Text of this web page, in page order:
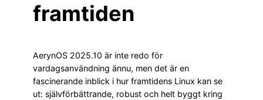
framtiden
AerynOS 2025.10 är inte redo för
vardagsanvändning ännu, men det är en
fascinerande inblick i hur framtidens Linux kan se
ut: självförbättrande, robust och helt byggt kring